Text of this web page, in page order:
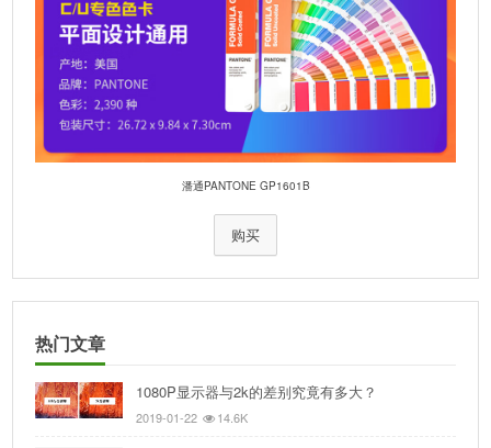
潘通PANTONE GP1601B
购买
热门文章
1080P显示器与2k的差别究竟有多大？
2019-01-22 14.6K